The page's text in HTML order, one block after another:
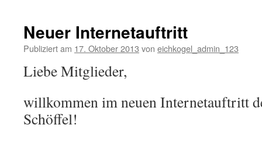
Neuer Internetauftritt
Publiziert am 17. Oktober 2013 von eichkogel_admin_123
Liebe Mitglieder,
willkommen im neuen Internetauftritt
Schöffel!